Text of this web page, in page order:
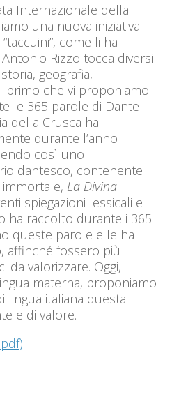
Internazionale della
una nuova iniziativa
come li ha
Rizzo tocca diversi
geografia,
primo che vi proponiamo
le 365 parole di Dante
della Crusca ha
durante l’anno
così uno
dantesco, contenente
La Divina
spiegazioni lessicali e
ha raccolto durante i 365
queste parole e le ha
affinché fossero più
da valorizzare. Oggi,
materna, proponiamo
lingua italiana questa
e di valore.